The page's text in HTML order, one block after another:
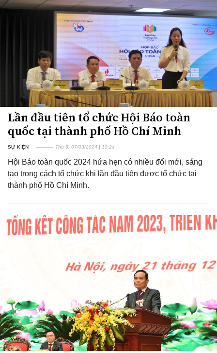
Lần đầu tiên tổ chức Hội Báo toàn
quốc tại thành phố Hồ Chí Minh
SỰ KIỆN Thứ 5, 07/03/2024 | 10:24
Hội Báo toàn quốc 2024 hứa hẹn có nhiều đổi mới, sáng
tạo trong cách tổ chức khi lần đầu tiên được tổ chức tại
thành phố Hồ Chí Minh.